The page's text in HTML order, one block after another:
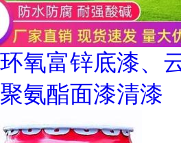
环氧富锌底漆、
聚氨酯面漆清漆